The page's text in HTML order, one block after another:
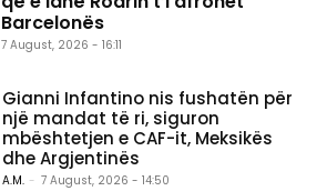
Barcelonës
7 August, 2026 - 16:11
Gianni Infantino nis fushatën për
një mandat të ri, siguron
mbështetjen e CAF-it, Meksikës
dhe Argjentinës
A.M. - 7 August, 2026 - 14:50